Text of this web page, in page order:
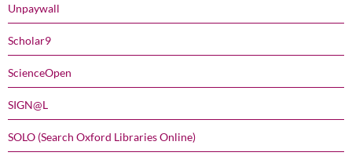
Unpaywall
Scholar9
ScienceOpen
SIGN@L
SOLO (Search Oxford Libraries Online)